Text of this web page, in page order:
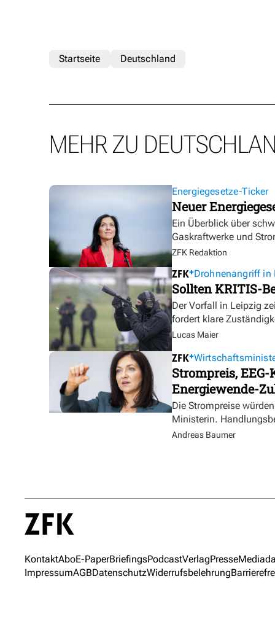
Startseite Deutschland
MEHR ZU
Energiegesetze-Ticker
Neuer
Ein Überblick über
Gaskraftwerke und
ZFK Redaktion
Drohnenangriff in
Sollten KRITIS-
Der Vorfall in Leipzig
fordert klare
Lucas Maier
Strompreis, EEG-
Energiewende-
Die Strompreise
Ministerin.
Andreas Baumer
KontaktAboE-PaperBriefingsPodcastVerlagPresse
ImpressumAGBDatenschutzWiderrufsbelehrung